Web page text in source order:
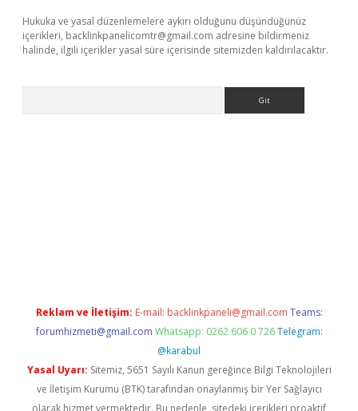
Hukuka ve yasal düzenlemelere aykırı olduğunu düşündüğünüz
içerikleri, backlinkpanelicomtr@gmail.com adresine bildirmeniz
halinde, ilgili içerikler yasal süre içerisinde sitemizden kaldırılacaktır.
Reklam ve İletişim: E-mail: backlinkpaneli@gmail.com Teams:
forumhizmeti@gmail.com Whatsapp: 0262 606 0 726 Telegram:
@karabul
Yasal Uyarı: Sitemiz, 5651 Sayılı Kanun gereğince Bilgi Teknolojileri
ve İletişim Kurumu (BTK) tarafından onaylanmış bir Yer Sağlayıcı
olarak hizmet vermektedir. Bu nedenle, sitedeki içerikleri proaktif